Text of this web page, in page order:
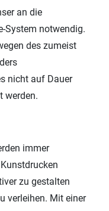
an die
System notwendig.
des zumeist
nicht auf Dauer
werden.
immer
zu gestalten
verleihen. Mit einer